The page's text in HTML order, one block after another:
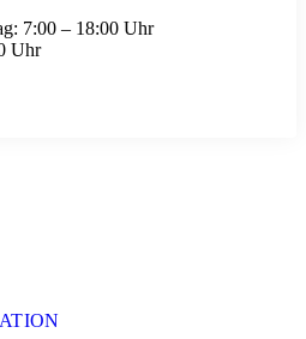
7:00 – 18:00 Uhr
Uhr